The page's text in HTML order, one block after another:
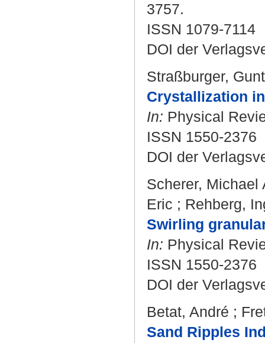
3757.
ISSN 1079-7114
DOI der
Straßburger,
Crystallization
In: Physical
ISSN 1550-2376
DOI der
Scherer, Michael
Eric ; Rehberg,
Swirling
In: Physical
ISSN 1550-2376
DOI der
Betat, André ;
Sand Ripples